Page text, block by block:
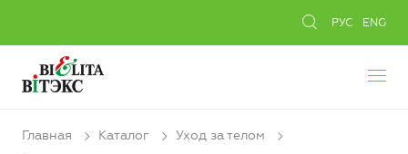
РУС ENG
Главная Каталог
Уход за телом